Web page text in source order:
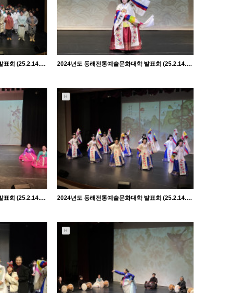
2024년도 동래전통예술문화대학 발표회 (25.2.14. 금)
02-18
관리자
2024년도 동래전통예술문화대학 발표회 (25.2.14. 금) - 축하공연
2024년도 동래전통예술문화대학 발표회 (25.2.14. 금) - 산조춤반
H
1186
02-18
2024년도 동래전통예술문화대학 발표회 (25.2.14. 금) - 태평무반
H